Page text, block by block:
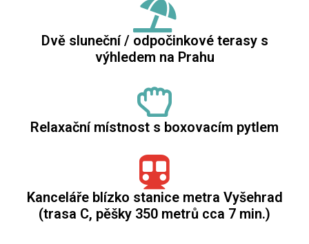
Dvě sluneční / odpočinkové terasy s
výhledem na Prahu
Relaxační místnost s boxovacím pytlem
Kanceláře blízko stanice metra Vyšehrad
(trasa C, pěšky 350 metrů cca 7 min.)